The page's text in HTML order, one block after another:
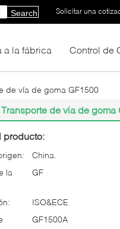
Solicitar una
Search
a la fábrica Control de
de vía de goma GF1500
de vía de goma
producto:
China.
la
GF
ISO&ECE
GF1500A